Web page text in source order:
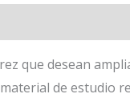
que desean
de estudio